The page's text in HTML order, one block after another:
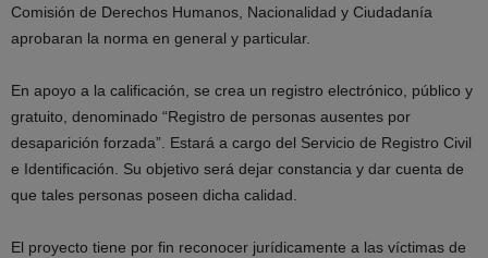
Comisión de Derechos Humanos, Nacionalidad y Ciudadanía
aprobaran la norma en general y particular.
En apoyo a la calificación, se crea un registro electrónico, público y
gratuito, denominado “Registro de personas ausentes por
desaparición forzada”. Estará a cargo del Servicio de Registro Civil
e Identificación. Su objetivo será dejar constancia y dar cuenta de
que tales personas poseen dicha calidad.
El proyecto tiene por fin reconocer jurídicamente a las víctimas de